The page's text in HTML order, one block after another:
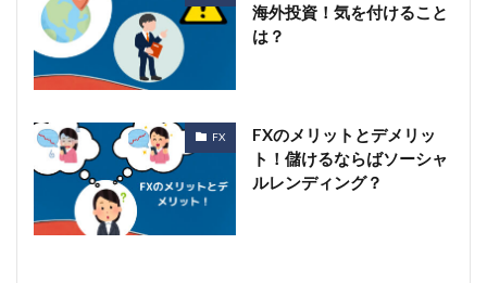
海外投資！気を付けること
は？
FX
FXのメリットとデメリッ
ト！儲けるならばソーシャ
ルレンディング？